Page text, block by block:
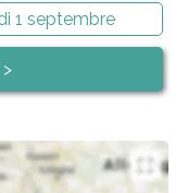
1 septembre